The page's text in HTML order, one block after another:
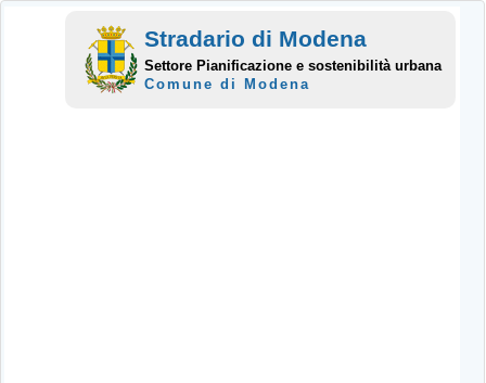
Stradario di Modena
Settore Pianificazione e sostenibilità urbana
Comune di Modena